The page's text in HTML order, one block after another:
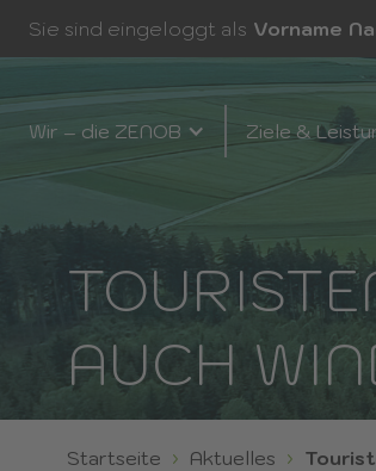
Sie sind eingeloggt als Vorname
Wir – die ZENOB Ziele &
AUCH
Startseite Aktuelles